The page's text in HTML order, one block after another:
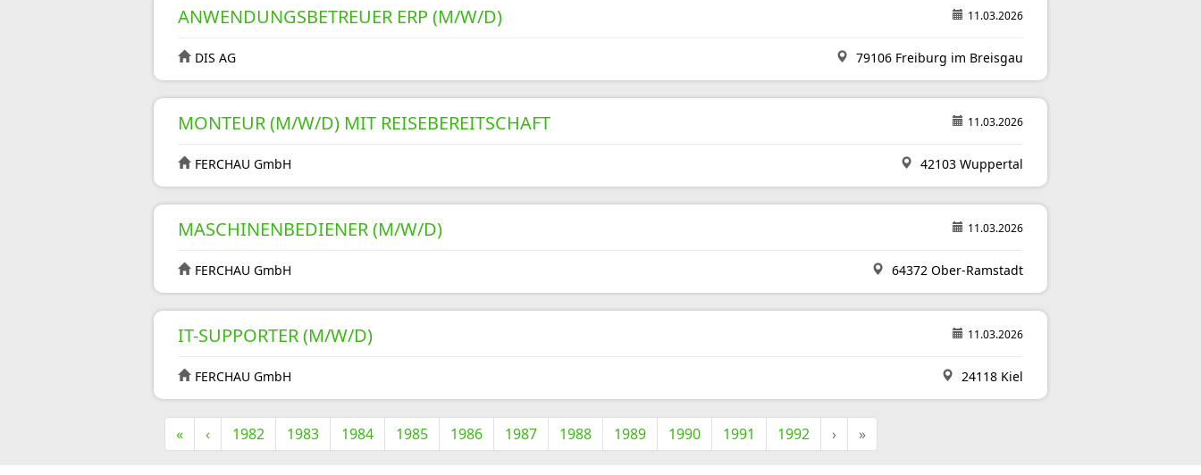
ANWENDUNGSBETREUER ERP (M/W/D) 11.03.2026
DIS AG 79106 Freiburg im Breisgau
MONTEUR (M/W/D) MIT REISEBEREITSCHAFT 11.03.2026
FERCHAU GmbH 42103 Wuppertal
MASCHINENBEDIENER (M/W/D) 11.03.2026
FERCHAU GmbH 64372 Ober-Ramstadt
IT-SUPPORTER (M/W/D) 11.03.2026
FERCHAU GmbH 24118 Kiel
« ‹ 1982 1983 1984 1985 1986 1987 1988 1989 1990 1991 1992 › »